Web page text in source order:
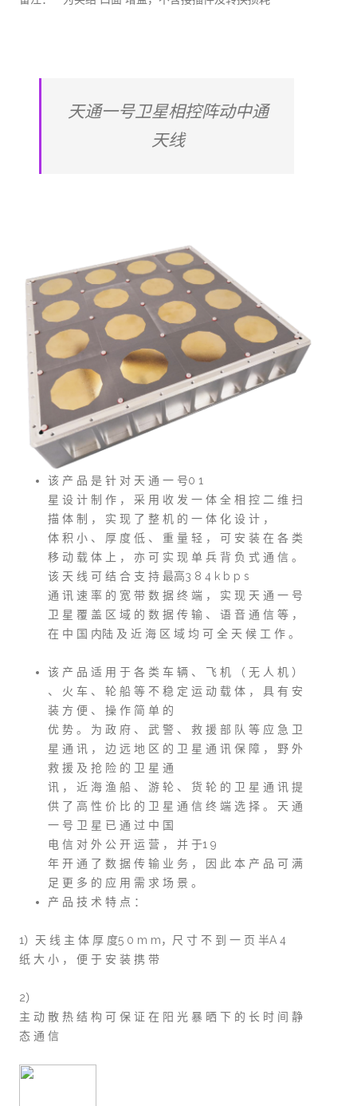
天通一号卫星相控阵动中通
天线
该 产 品 是 针 对 天 通 一 号0 1
星 设 计 制 作 ， 采 用 收 发 一 体 全 相 控 二 维 扫
描 体 制 ， 实 现 了 整 机 的 一 体 化 设 计 ，
体 积 小 、 厚 度 低 、 重 量 轻 ， 可 安 装 在 各 类
移 动 载 体 上 ， 亦 可 实 现 单 兵 背 负 式 通 信 。
该 天 线 可 结 合 支 持 最高3 8 4 k b p s
通 讯 速 率 的 宽 带 数 据 终 端 ， 实 现 天 通 一 号
卫 星 覆 盖 区 域 的 数 据 传 输 、 语 音 通 信 等 ，
在 中 国 内陆 及 近 海 区 域 均 可 全 天 候 工 作 。
该 产 品 适 用 于 各 类 车 辆 、 飞 机 （ 无 人 机 ）
、 火 车 、 轮 船 等 不 稳 定 运 动 载 体 ， 具 有 安
装 方 便 、 操 作 简 单 的
优 势 。 为 政 府 、 武 警 、 救 援 部 队 等 应 急 卫
星 通 讯 ， 边 远 地 区 的 卫 星 通 讯 保 障 ， 野 外
救 援 及 抢 险 的 卫 星 通
讯 ， 近 海 渔 船 、 游 轮 、 货 轮 的 卫 星 通 讯 提
供 了 高 性 价 比 的 卫 星 通 信 终 端 选 择 。 天 通
一 号 卫 星 已 通 过 中 国
电 信 对 外 公 开 运 营 ， 并 于1 9
年 开 通 了 数 据 传 输 业 务 ， 因 此 本 产 品 可 满
足 更 多 的 应 用 需 求 场 景 。
产 品 技 术 特 点 ：
1）天 线 主 体 厚 度5 0 m m，尺 寸 不 到 一 页 半A 4
纸 大 小 ， 便 于 安 装 携 带
2）
主 动 散 热 结 构 可 保 证 在 阳 光 暴 晒 下 的 长 时 间 静
态 通 信